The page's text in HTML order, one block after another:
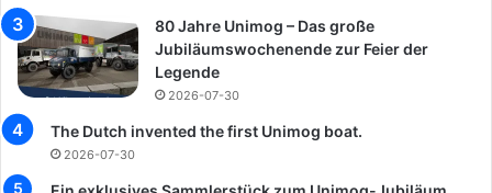
80 Jahre Unimog – Das große
Jubiläumswochenende zur Feier der
Legende
2026-07-30
The Dutch invented the first Unimog boat.
2026-07-30